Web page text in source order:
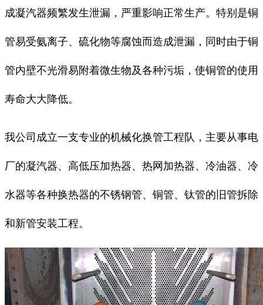
成凝汽器频繁发生泄漏，严重影响正常生产。特别是铜
管易受氨离子、硫化物等腐蚀而造成泄漏，同时由于铜
管内壁不光滑易附着微生物及各种污垢，使铜管的使用
寿命大大降低。
我公司成立一支专业的机械化换管工程队，主要从事电
厂的凝汽器、高低压加热器、热网加热器、冷油器、冷
水器等各种换热器的不锈钢管、铜管、钛管的旧管拆除
和新管安装工程。